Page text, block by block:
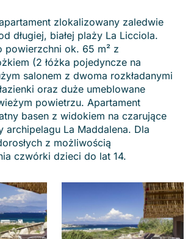
zlokalizowany zaledwie
długiej, białej plaży La Licciola.
powierzchni ok. 65 m² z
(2 łóżka pojedyncze na
salonem z dwoma rozkładanymi
oraz duże umeblowane
powietrzu. Apartament
basen z widokiem na czarujące
archipelagu La Maddalena. Dla
z możliwością
czwórki dzieci do lat 14.